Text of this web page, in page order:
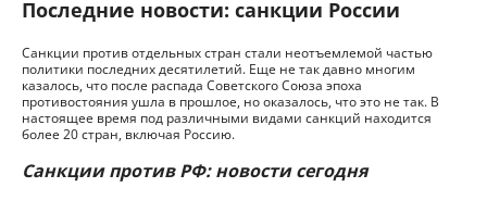
Последние новости: санкции России
Санкции против отдельных стран стали неотъемлемой частью
политики последних десятилетий. Еще не так давно многим
казалось, что после распада Советского Союза эпоха
противостояния ушла в прошлое, но оказалось, что это не так. В
настоящее время под различными видами санкций находится
более 20 стран, включая Россию.
Санкции против РФ: новости сегодня